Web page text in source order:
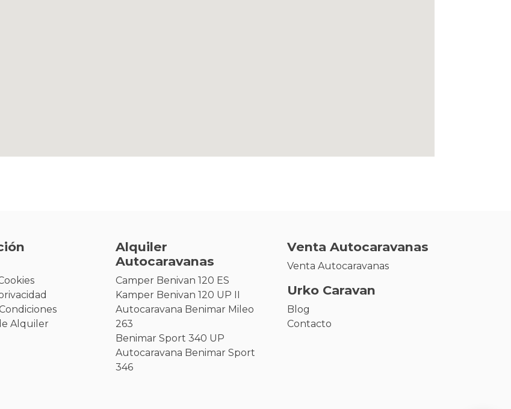
Alquiler
Alquiler
Autocaravanas
Camper Benivan 120 ES
Kamper Benivan 120 UP II
Autocaravana Benimar Mileo
263
Benimar Sport 340 UP
Autocaravana Benimar Sport
346
Venta Autocaravanas
Venta Autocaravanas
Urko Caravan
Blog
Contacto